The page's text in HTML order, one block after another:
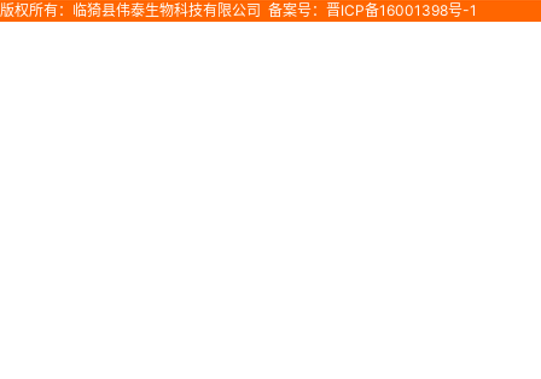
版权所有：临猗县伟泰生物科技有限公司 备案号：晋ICP备16001398号-1